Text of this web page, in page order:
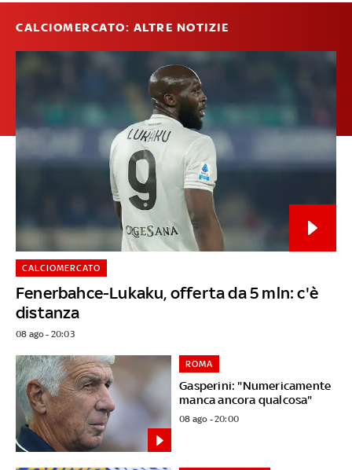
CALCIOMERCATO: ALTRE NOTIZIE
Fenerbahce-Lukaku, offerta da 5 mln: c'è
distanza
CALCIOMERCATO
08 ago - 20:03
Gasperini: "Numericamente
manca ancora qualcosa"
ROMA
08 ago - 20:00